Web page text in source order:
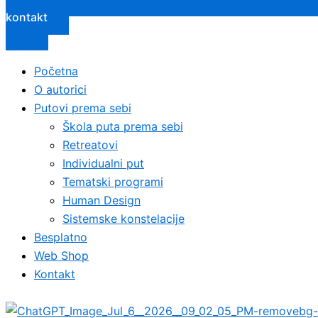
kontakt
Početna
O autorici
Putovi prema sebi
Škola puta prema sebi
Retreatovi
Individualni put
Tematski programi
Human Design
Sistemske konstelacije
Besplatno
Web Shop
Kontakt